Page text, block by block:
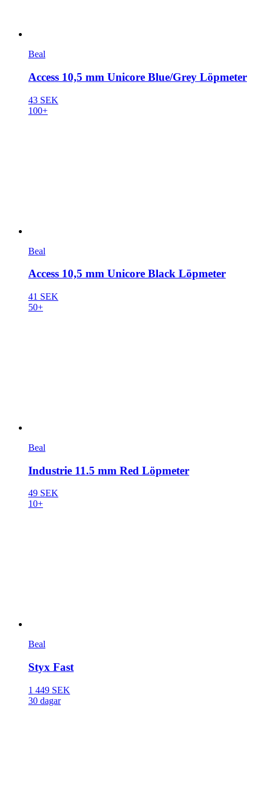
Beal
Access 10,5 mm Unicore Blue/Grey Löpmeter
43 SEK
100+
Beal
Access 10,5 mm Unicore Black Löpmeter
41 SEK
50+
Beal
Industrie 11.5 mm Red Löpmeter
49 SEK
10+
Beal
Styx Fast
1 449 SEK
30 dagar